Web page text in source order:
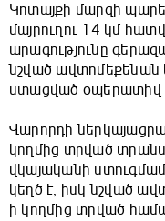
Կոտայքի մարզի
մայրուղու 14 կմ
արագությունը
նշված ավտոմեքենան
ստացված օպերատիվ
Վարորդի
կողմից տրված
վկայականի
կեղծ է, իսկ նշված
ի կողմից տրված